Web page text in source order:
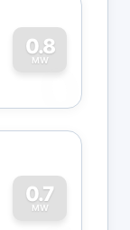
0.8
MW
0
0.7
MW